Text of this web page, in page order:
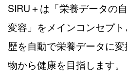
SIRU＋は「栄養データの
変容」をメインコンセプ
歴を自動で栄養データに
物から健康を目指します。